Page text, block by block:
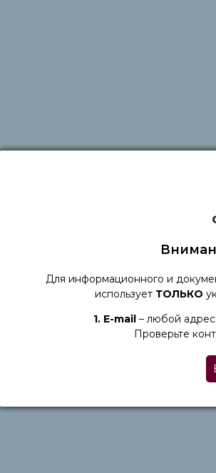
Для информационного и
использует ТОЛЬКО
1. Е-mail – любой
Проверьте